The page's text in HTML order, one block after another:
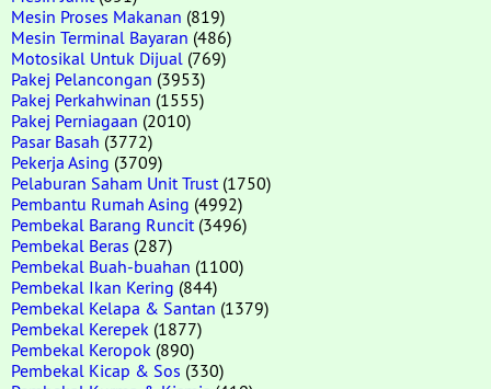
Mesin Proses Makanan (819)
Mesin Terminal Bayaran (486)
Motosikal Untuk Dijual (769)
Pakej Pelancongan (3953)
Pakej Perkahwinan (1555)
Pakej Perniagaan (2010)
Pasar Basah (3772)
Pekerja Asing (3709)
Pelaburan Saham Unit Trust (1750)
Pembantu Rumah Asing (4992)
Pembekal Barang Runcit (3496)
Pembekal Beras (287)
Pembekal Buah-buahan (1100)
Pembekal Ikan Kering (844)
Pembekal Kelapa & Santan (1379)
Pembekal Kerepek (1877)
Pembekal Keropok (890)
Pembekal Kicap & Sos (330)